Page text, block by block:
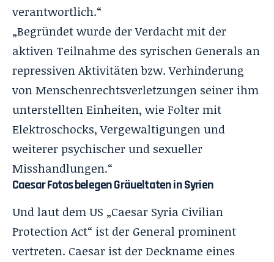
verantwortlich.“
„Begründet wurde der Verdacht mit der
aktiven Teilnahme des syrischen Generals an
repressiven Aktivitäten bzw. Verhinderung
von Menschenrechtsverletzungen seiner ihm
unterstellten Einheiten, wie Folter mit
Elektroschocks, Vergewaltigungen und
weiterer psychischer und sexueller
Misshandlungen.“
Caesar Fotos belegen Gräueltaten in Syrien
Und laut dem US „Caesar Syria Civilian
Protection Act“ ist der General prominent
vertreten. Caesar ist der Deckname eines